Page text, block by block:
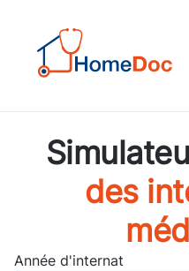
des
Année d'internat